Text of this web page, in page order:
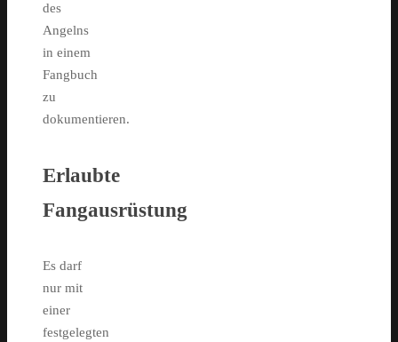
des
Angelns
in einem
Fangbuch
zu
dokumentieren.
Erlaubte
Fangausrüstung
Es darf
nur mit
einer
festgelegten